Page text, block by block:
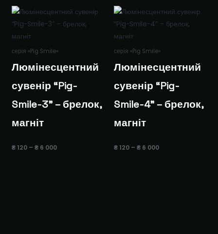
серія «Pig Smile»
Люмінесцентний
сувенір “Pig-
Smile-3” – брелок,
магніт
₴ 120 – ₴ 6 000Діапазон
серія «Pig Smile»
Люмінесцентний
сувенір “Pig-
Smile-4” – брелок,
магніт
₴ 120 – ₴ 6 000Діапазон